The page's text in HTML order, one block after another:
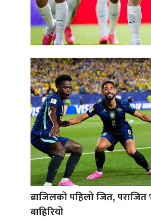
ब्राजिलको पहिलो जित,
बाहिरियो